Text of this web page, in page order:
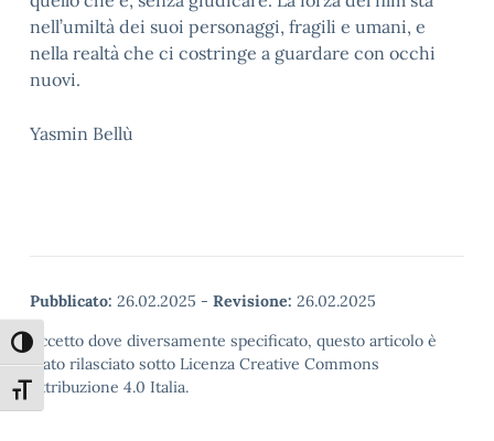
Attiva/disattiva alto contrasto
Attiva/disattiva dimensione testo
nell’umiltà dei suoi personaggi, fragili e umani, e
nella realtà che ci costringe a guardare con occhi
nuovi.
Yasmin Bellù
Pubblicato: 26.02.2025 - Revisione: 26.02.2025
Eccetto dove diversamente specificato, questo articolo è
stato rilasciato sotto Licenza Creative Commons
Attribuzione 4.0 Italia.